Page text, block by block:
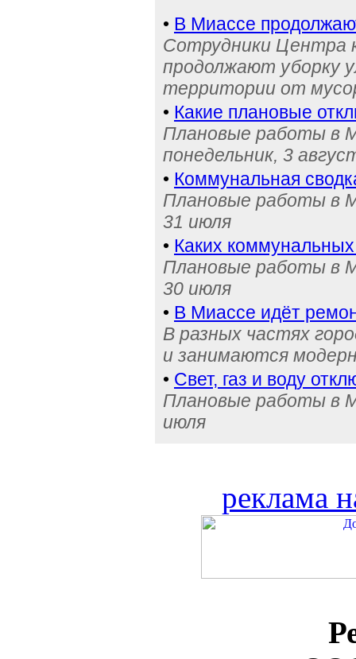
• В Миассе
Сотрудники Центра
продолжают уборку
территории от
• Какие плановые
Плановые работы в
понедельник, 3
• Коммунальная
Плановые работы в
31 июля
• Каких
Плановые работы в
30 июля
• В Миассе идёт
В разных частях
и занимаются
• Свет, газ и воду
Плановые работы в
июля
реклама